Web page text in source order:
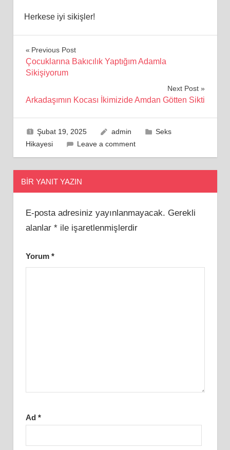
Herkese iyi sikişler!
Yazı
gezinmesi
Previous Post
Çocuklarına Bakıcılık Yaptığım Adamla
Sikişiyorum
Next Post
Arkadaşımın Kocası İkimizide Amdan Götten Sikti
Şubat 19, 2025 admin
Seks
Hikayesi
Leave a comment
BIR YANIT YAZIN
E-posta adresiniz yayınlanmayacak. Gerekli
alanlar *ile işaretlenmişlerdir
Yorum *
Ad *